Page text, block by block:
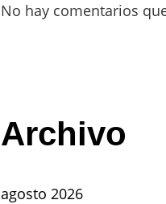
No hay comentarios
Archivo
agosto 2026